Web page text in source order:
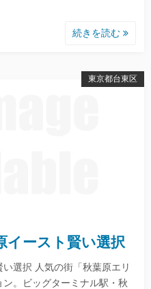
続きを読む
東京都台東区
イースト賢い選択
選択 人気の街「秋葉原エリ
。ビッグターミナル駅・秋